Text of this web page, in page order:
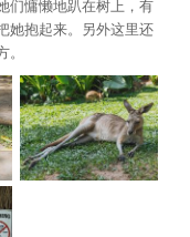
们慵懒地趴在树上，有
她抱起来。另外这里还